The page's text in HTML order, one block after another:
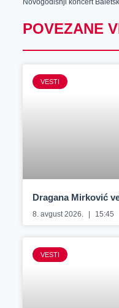
POVEZANE
VESTI
Dragana Mirković
8. avgust 2026. 15:45
VESTI